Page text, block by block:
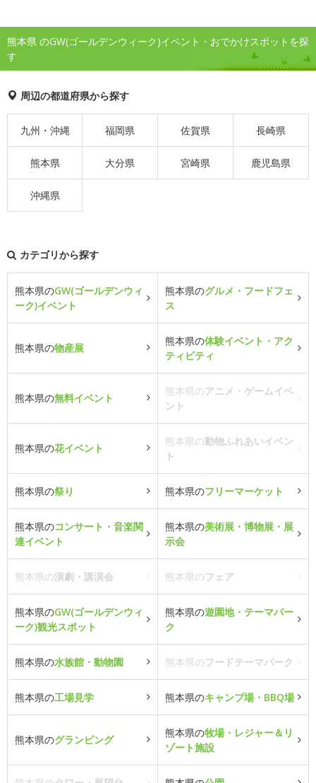
熊本県 のGW(ゴールデンウィーク)イベント・おでかけスポットを探
す
周辺の都道府県から探す
九州・沖縄 福岡県 佐賀県 長崎県
熊本県 大分県 宮崎県 鹿児島県
沖縄県
カテゴリから探す
熊本県のGW(ゴールデンウィ
ーク)イベント
熊本県のグルメ・フードフェ
ス
熊本県の物産展
熊本県の体験イベント・アク
ティビティ
熊本県の無料イベント
熊本県のアニメ・ゲームイベ
ント
熊本県の花イベント
熊本県の動物ふれあいイベン
ト
熊本県の祭り 熊本県のフリーマーケット
熊本県のコンサート・音楽関
連イベント
熊本県の美術展・博物展・展
示会
熊本県の演劇・講演会 熊本県のフェア
熊本県のGW(ゴールデンウィ
ーク)観光スポット
熊本県の遊園地・テーマパー
ク
熊本県の水族館・動物園 熊本県のフードテーマパーク
熊本県の工場見学 熊本県のキャンプ場・BBQ場
熊本県のグランピング
熊本県の牧場・レジャー＆リ
ゾート施設